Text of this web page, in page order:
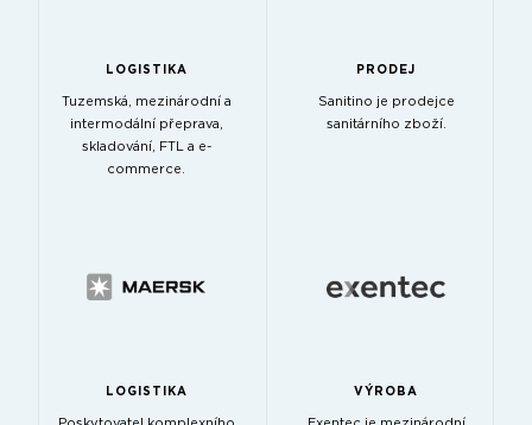
LOGISTIKA
Tuzemská, mezinárodní a
intermodální přeprava,
skladování, FTL a e-
commerce.
PRODEJ
Sanitino je prodejce
sanitárního zboží.
LOGISTIKA VÝROBA